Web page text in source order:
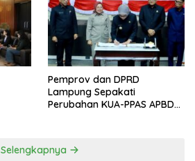
Pemprov dan DPRD
Lampung Sepakati
Perubahan KUA-PPAS APBD
Selengkapnya